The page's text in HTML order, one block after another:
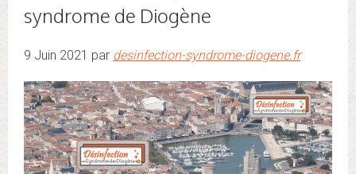
syndrome de Diogène
9 Juin 2021 par desinfection-syndrome-diogene.fr